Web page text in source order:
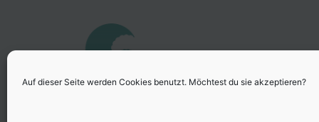
Auf dieser Seite werden Cookies benutzt. Möchtest du sie akzeptieren?